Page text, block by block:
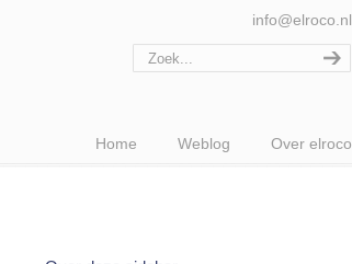
info@elroco.nl
Home Weblog Over elroco